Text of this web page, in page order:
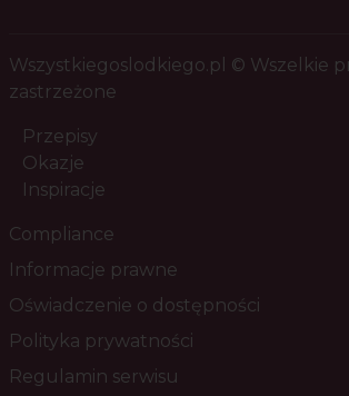
Wszystkiegoslodkiego.pl © Wszelkie
zastrzeżone
Przepisy
Okazje
Inspiracje
Compliance
Informacje prawne
Oświadczenie o dostępności
Polityka prywatności
Regulamin serwisu